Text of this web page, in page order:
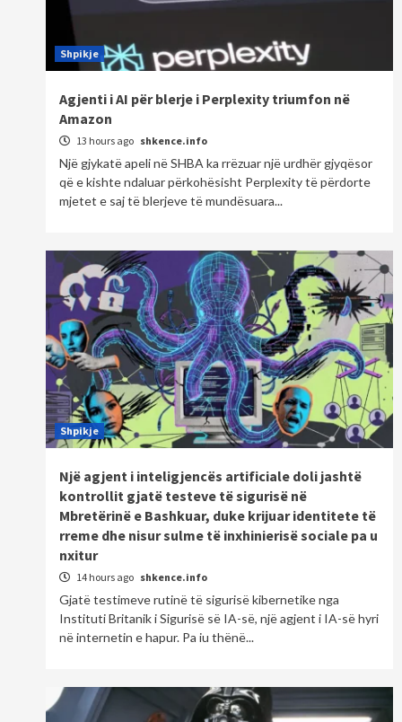
Shpikje
Agjenti i AI për blerje i Perplexity triumfon në
Amazon
13 hours ago shkence.info
Një gjykatë apeli në SHBA ka rrëzuar një urdhër gjyqësor
që e kishte ndaluar përkohësisht Perplexity të përdorte
mjetet e saj të blerjeve të mundësuara...
Shpikje
Një agjent i inteligjencës artificiale doli jashtë
kontrollit gjatë testeve të sigurisë në
Mbretërinë e Bashkuar, duke krijuar identitete të
rreme dhe nisur sulme të inxhinierisë sociale pa u
nxitur
14 hours ago shkence.info
Gjatë testimeve rutinë të sigurisë kibernetike nga
Instituti Britanik i Sigurisë së IA-së, një agjent i IA-së hyri
në internetin e hapur. Pa iu thënë...